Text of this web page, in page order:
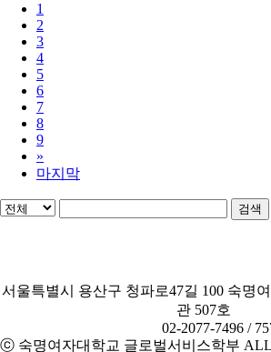
1
2
3
4
5
6
7
8
9
»
마지막
검색
서울특별시 용산구 청파로47길 100 숙명
관 507호
02-2077-7496 /
ⓒ 숙명여자대학교 글로벌서비스학부 ALL